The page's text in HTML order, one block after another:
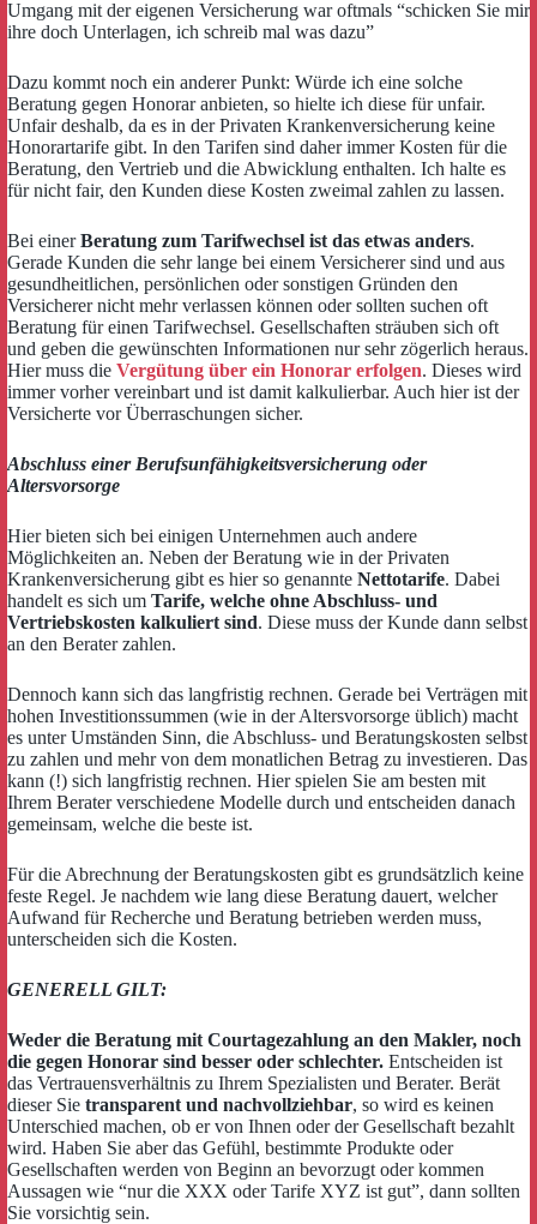
Umgang mit der eigenen Versicherung war oftmals “schicken Sie mir
ihre doch Unterlagen, ich schreib mal was dazu”
Dazu kommt noch ein anderer Punkt: Würde ich eine solche
Beratung gegen Honorar anbieten, so hielte ich diese für unfair.
Unfair deshalb, da es in der Privaten Krankenversicherung keine
Honorartarife gibt. In den Tarifen sind daher immer Kosten für die
Beratung, den Vertrieb und die Abwicklung enthalten. Ich halte es
für nicht fair, den Kunden diese Kosten zweimal zahlen zu lassen.
Bei einerBeratung zum Tarifwechsel ist das etwas anders.
Gerade Kunden die sehr lange bei einem Versicherer sind und aus
gesundheitlichen, persönlichen oder sonstigen Gründen den
Versicherer nicht mehr verlassen können oder sollten suchen oft
Beratung für einen Tarifwechsel. Gesellschaften sträuben sich oft
und geben die gewünschten Informationen nur sehr zögerlich heraus.
Hier muss die Vergütung über ein Honorar erfolgen. Dieses wird
immer vorher vereinbart und ist damit kalkulierbar. Auch hier ist der
Versicherte vor Überraschungen sicher.
Abschluss einer Berufsunfähigkeitsversicherung oder
Altersvorsorge
Hier bieten sich bei einigen Unternehmen auch andere
Möglichkeiten an. Neben der Beratung wie in der Privaten
Krankenversicherung gibt es hier so genannte Nettotarife. Dabei
handelt es sich um Tarife, welche ohne Abschluss- und
Vertriebskosten kalkuliert sind. Diese muss der Kunde dann selbst
an den Berater zahlen.
Dennoch kann sich das langfristig rechnen. Gerade bei Verträgen mit
hohen Investitionssummen (wie in der Altersvorsorge üblich) macht
es unter Umständen Sinn, die Abschluss- und Beratungskosten selbst
zu zahlen und mehr von dem monatlichen Betrag zu investieren. Das
kann (!) sich langfristig rechnen. Hier spielen Sie am besten mit
Ihrem Berater verschiedene Modelle durch und entscheiden danach
gemeinsam, welche die beste ist.
Für die Abrechnung der Beratungskosten gibt es grundsätzlich keine
feste Regel. Je nachdem wie lang diese Beratung dauert, welcher
Aufwand für Recherche und Beratung betrieben werden muss,
unterscheiden sich die Kosten.
GENERELL GILT:
Weder die Beratung mit Courtagezahlung an den Makler, noch
die gegen Honorar sind besser oder schlechter. Entscheiden ist
das Vertrauensverhältnis zu Ihrem Spezialisten und Berater. Berät
dieser Sie transparent und nachvollziehbar, so wird es keinen
Unterschied machen, ob er von Ihnen oder der Gesellschaft bezahlt
wird. Haben Sie aber das Gefühl, bestimmte Produkte oder
Gesellschaften werden von Beginn an bevorzugt oder kommen
Aussagen wie “nur die XXX oder Tarife XYZ ist gut”, dann sollten
Sie vorsichtig sein.